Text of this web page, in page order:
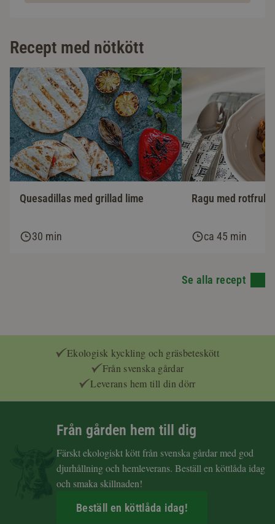
Recept med nötkött
Quesadillas med grillad lime
30 min
Ragu med
ca 45 min
Se alla recept
Ekologisk kyckling och gräsbeteskött
Från svenska gårdar
Leverans hem till din dörr
Från gården hem till dig
Färskt ekologiskt kött från svenska gårdar med god
djurhållning och hemleverans. Beställ en köttlåda idag
och smaka skillnaden!
Beställ en köttlåda idag!